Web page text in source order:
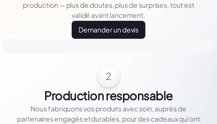
production — plus de doutes, plus de surprises, tout est
validé avant lancement.
Demander un devis
2
Production responsable
Nous fabriquons vos produits avec soin, auprès de
partenaires engagés et durables, pour des cadeaux qui ont